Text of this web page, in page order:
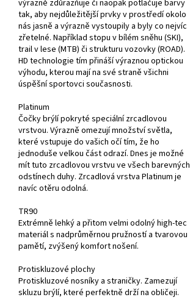
výrazně zdůrazňuje či naopak potlačuje barvy
tak, aby nejdůležitější prvky v prostředí okolo
nás jasně a výrazně vystoupily a byly co nejvíc
zřetelné. Například stopu v bílém sněhu (SKI),
trail v lese (MTB) či strukturu vozovky (ROAD).
HD technologie tím přináší výraznou optickou
výhodu, kterou mají na své straně všichni
úspěšní sportovci současnosti.
Platinum
Čočky brýlí pokryté speciální zrcadlovou
vrstvou. Výrazně omezují množství světla,
které vstupuje do vašich očí tím, že ho
jednoduše velkou část odrazí. Dnes je možné
mít tuto zrcadlovou vrstvu ve všech barevných
odstínech duhy. Zrcadlová vrstva Platinum je
navíc otěru odolná.
TR90
Extrémně lehký a přitom velmi odolný high-tec
materiál s nadprůměrnou pružností a tvarovou
pamětí, zvýšený komfort nošení.
Protiskluzové plochy
Protiskluzové nosníky a straničky. Zamezují
skluzu brýlí, které perfektně drží na obličeji.